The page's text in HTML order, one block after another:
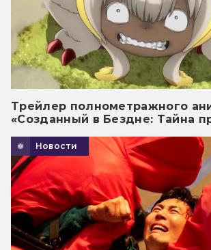
Трейлер полнометражного
«Созданный в Бездне: Тайна
Новости